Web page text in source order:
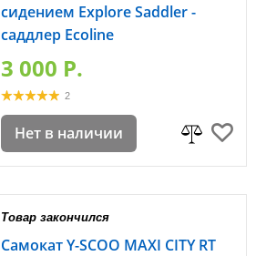
сидением Explore Saddler -
саддлер Ecoline
3 000 P.
2
Нет в наличии
Товар закончился
Самокат Y-SCOO MAXI CITY RT